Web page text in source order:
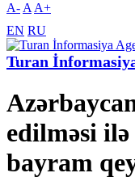
A- A A+
EN RU
Turan
edilməsi
bayram